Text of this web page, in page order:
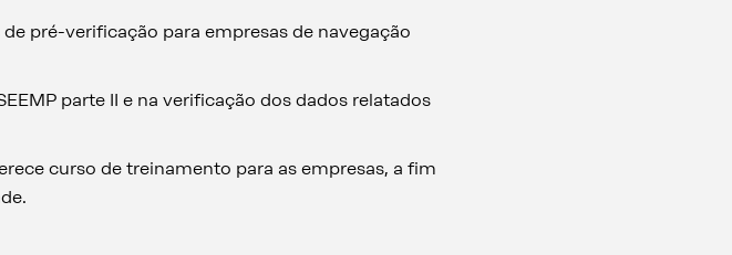
pré-verificação para empresas de navegação
parte II e na verificação dos dados relatados
curso de treinamento para as empresas, a fim